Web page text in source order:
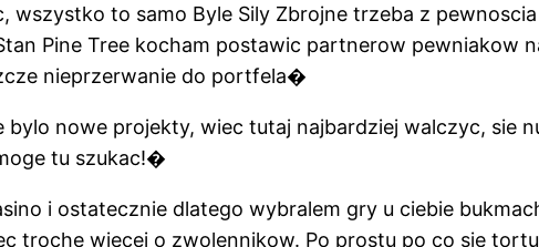
to samo Byle Sily Zbrojne trzeba z
Pine Tree kocham postawic partnerow pewniakow
nieprzerwanie do portfela�
nowe projekty, wiec tutaj najbardziej walczyc, sie
tu szukac!�
i ostatecznie dlatego wybralem gry u ciebie
troche wiecej o zwolennikow. Po prostu po co sie